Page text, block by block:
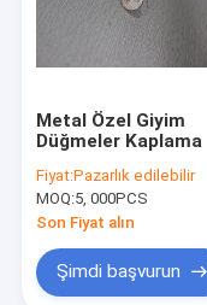
Metal Özel Giyim
Düğmeler Kaplama
Fiyat:Pazarlık edilebilir
MOQ:5, 000PCS
Son Fiyat alın
Şimdi başvurun